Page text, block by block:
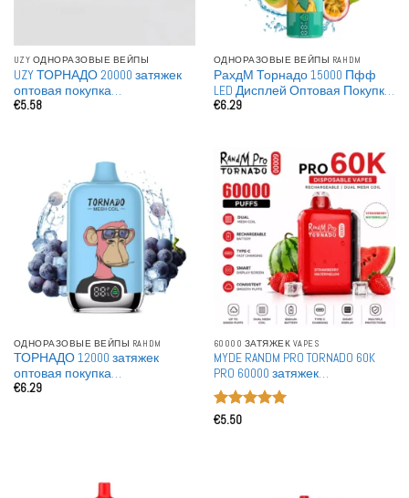
UZY ОДНОРАЗОВЫЕ ВЕЙПЫ
UZY ТОРНАДО 20000 затяжек
оптовая покупка
перезаряжаемые
€5.58
ОДНОРАЗОВЫЕ ВЕЙПЫ RAHDM
РахдМ Торнадо 15000 Пфф
LED Дисплей Оптовая Покупка
Перезаряжаемые
€6.29
ОДНОРАЗОВЫЕ ВЕЙПЫ RAHDM
ТОРНАДО 12000 затяжек
оптовая покупка
перезаряжаемые
€6.29
60000 ЗАТЯЖЕК VAPES
MYDE RANDM PRO TORNADO 60K
PRO 60000 затяжек
Одноразовые вейпы Премиум
Двойная сетчатая катушка
Оптовая продажа
Оценка
€5.50